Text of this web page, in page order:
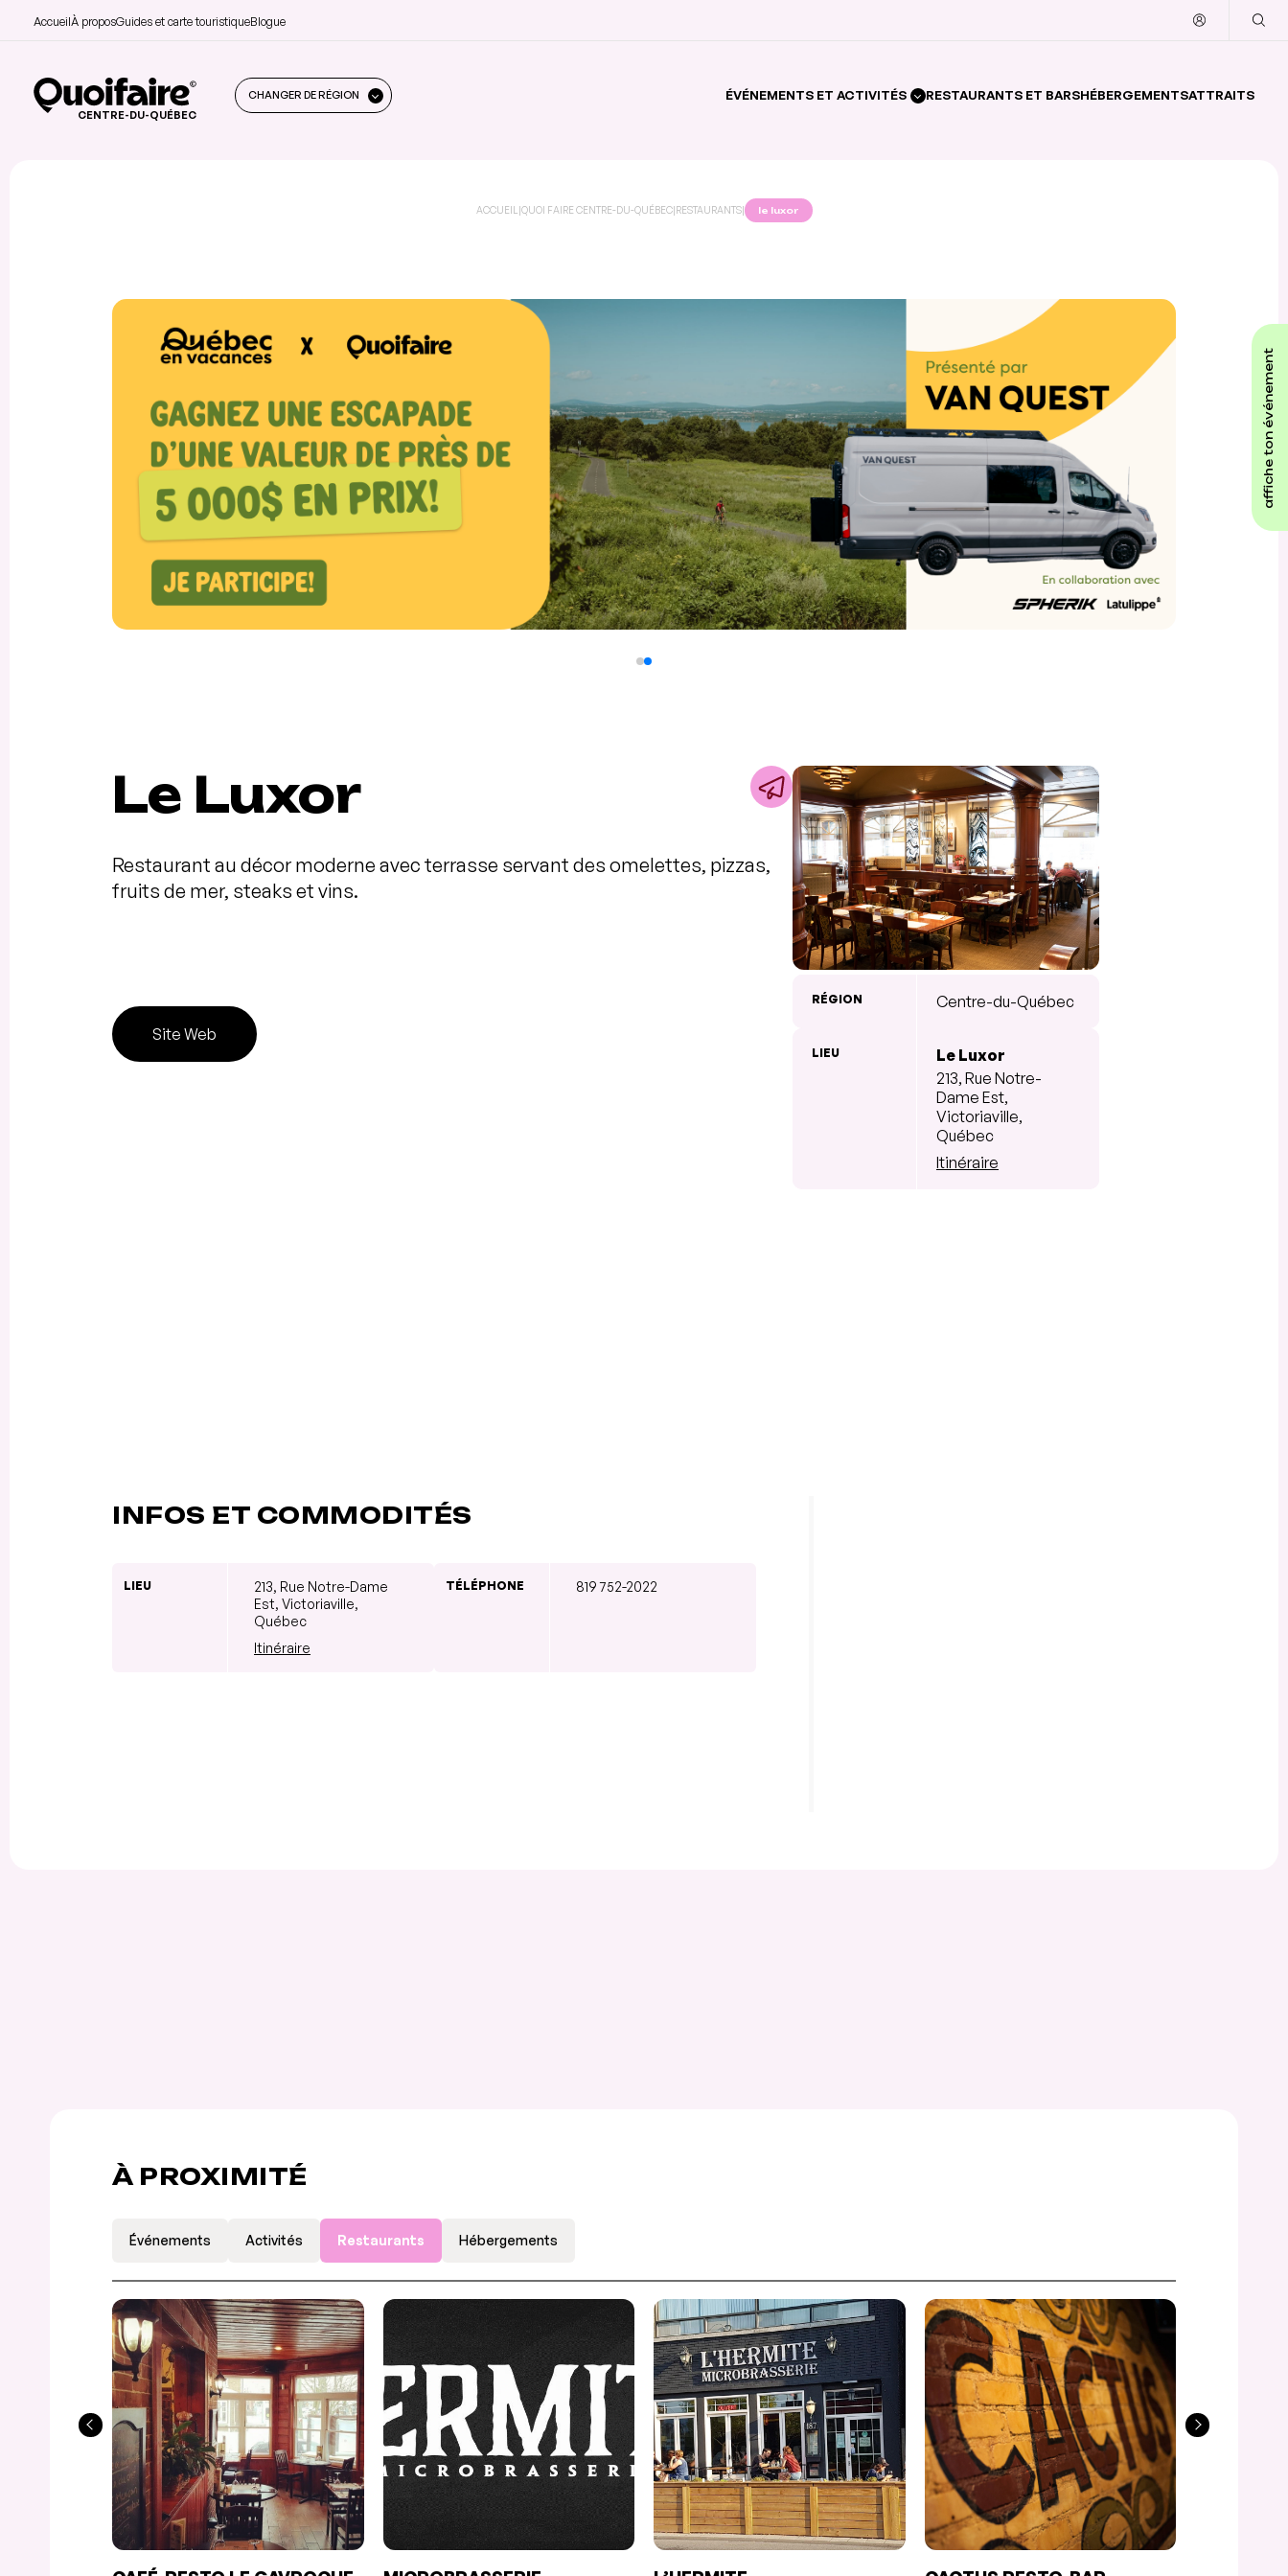
AccueilÀ proposGuides et carte touristiqueBlogue
CENTRE-DU-QUÉBEC
CHANGER DE RÉGION ÉVÉNEMENTS ET ACTIVITÉS RESTAURANTS ET BARSHÉBERGEMENTSATTRAITS
affiche ton événement
ACCUEIL |QUOI FAIRE CENTRE-DU-QUÉBEC|RESTAURANTS| le luxor
Le Luxor
Restaurant au décor moderne avec terrasse servant des omelettes, pizzas,
fruits de mer, steaks et vins.
Site Web
RÉGION Centre-du-Québec
LIEU
Le Luxor
213, Rue Notre-
Dame Est,
Victoriaville,
Québec
Itinéraire
INFOS ET COMMODITÉS
LIEU
213, Rue Notre-Dame
Est, Victoriaville,
Québec
Itinéraire
TÉLÉPHONE 819 752-2022
À PROXIMITÉ
Événements Activités Restaurants Hébergements